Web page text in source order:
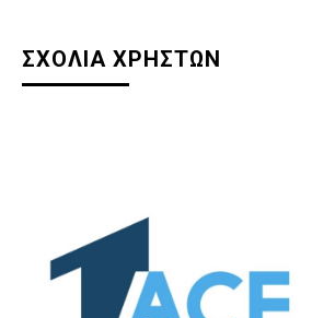
ΣΧΟΛΙΑ ΧΡΗΣΤΩΝ